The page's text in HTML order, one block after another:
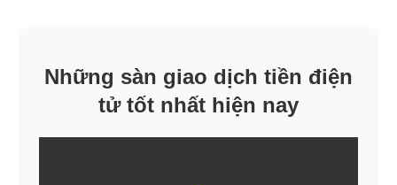
Những sàn giao dịch tiền điện
tử tốt nhất hiện nay